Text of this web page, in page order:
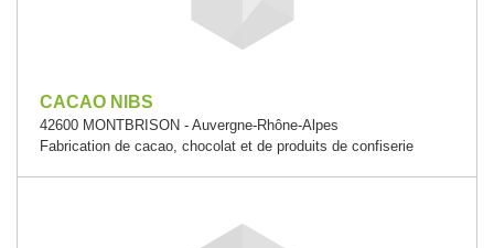
CACAO NIBS
42600 MONTBRISON - Auvergne-Rhône-Alpes
Fabrication de cacao, chocolat et de produits de confiserie